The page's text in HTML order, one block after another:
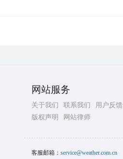
网站服务
关于我们 联系我们
用户反馈
版权声明
网站律师
客服邮箱： service@weather.com.cn